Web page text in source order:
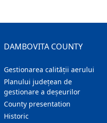
DAMBOVITA COUNTY
Gestionarea calității aerului
Planului județean de
gestionare a deșeurilor
County presentation
Historic